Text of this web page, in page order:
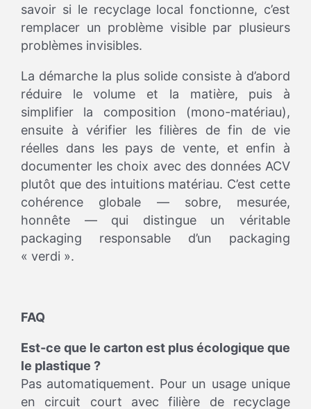
savoir si le recyclage local fonctionne, c’est
remplacer un problème visible par plusieurs
problèmes invisibles.
La démarche la plus solide consiste à d’abord
réduire le volume et la matière, puis à
simplifier la composition (mono-matériau),
ensuite à vérifier les filières de fin de vie
réelles dans les pays de vente, et enfin à
documenter les choix avec des données ACV
plutôt que des intuitions matériau. C’est cette
cohérence globale — sobre, mesurée,
honnête — qui distingue un véritable
packaging responsable d’un packaging
« verdi ».
FAQ
Est-ce que le carton est plus écologique que
le plastique ?
Pas automatiquement. Pour un usage unique
en circuit court avec filière de recyclage